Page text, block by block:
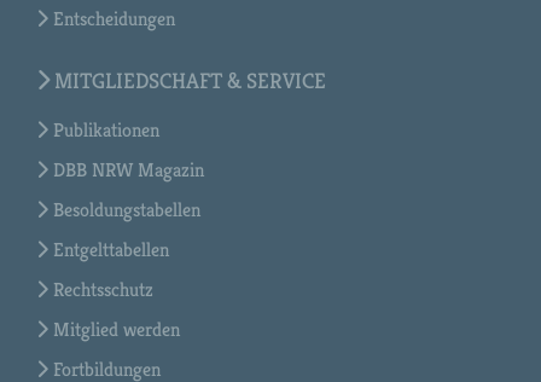
Entscheidungen
MITGLIEDSCHAFT & SERVICE
Publikationen
DBB NRW Magazin
Besoldungstabellen
Entgelttabellen
Rechtsschutz
Mitglied werden
Fortbildungen